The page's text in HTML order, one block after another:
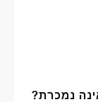
נמכרת?